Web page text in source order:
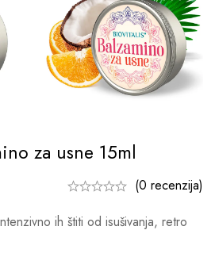
za usne 15ml
(0 recenzija)
ih štiti od isušivanja, retro